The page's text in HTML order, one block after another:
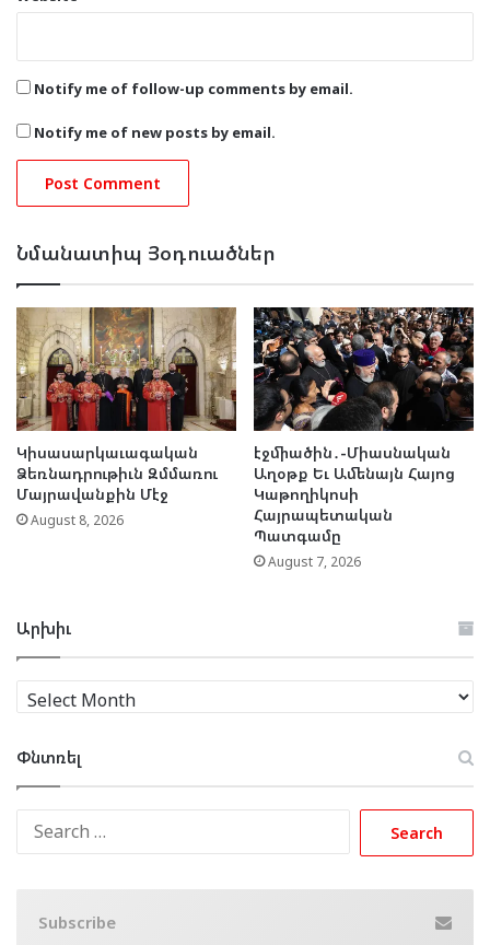
Notify me of follow-up comments by email.
Notify me of new posts by email.
Նմանատիպ Յօդուածներ
Կիսասարկաւագական
Ձեռնադրութիւն Զմմառու
Մայրավանքին Մէջ
August 8, 2026
էջմիածին․-Միասնական
Աղօթք Եւ Ամենայն Հայոց
Կաթողիկոսի
Հայրապետական
Պատգամը
August 7, 2026
Արխիւ
Արխիւ
Փնտռել
Subscribe